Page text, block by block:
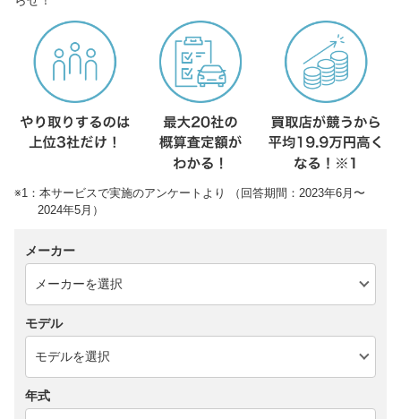
※1：本サービスで実施のアンケートより （回答期間：2023年6月〜
2024年5月）
メーカー
モデル
年式